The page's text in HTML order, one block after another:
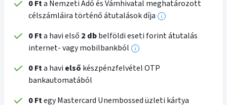
0 Fta Nemzeti Adó és Vámhivatal meghatározott
célszámláira történő átutalások díja
További
információk
0 Fta havi első 2 dbbelföldi eseti forint átutalás
internet- vagy mobilbankból
További
információk
0 Fta havi első készpénzfelvétel OTP
bankautomatából
0 Ftegy Mastercard Unembossed üzleti kártya